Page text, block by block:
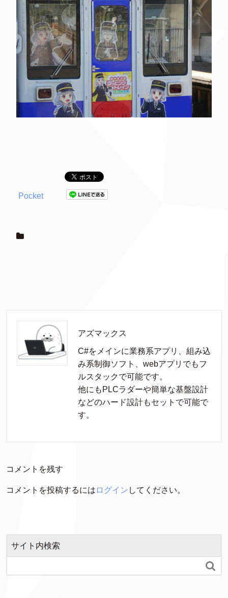
Pocket
アズマックス
C#をメインに業務系アプリ、組み込
み系制御ソフト、webアプリでもフ
ルスタックで可能です。
他にもPLCラダーや簡単な基盤設計
などのハード設計もセットで可能で
す。
コメントを残す
コメントを投稿するには ログイン してください。
サイト内検索
